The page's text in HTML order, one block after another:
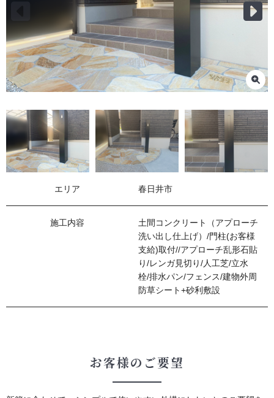
エリア 春日井市
施⼯内容
土間コンクリート（アプローチ
洗い出し仕上げ）/門柱(お客様
支給)取付//アプローチ乱形石貼
り/レンガ見切り/人工芝/立水
栓/排水パン/フェンス/建物外周
防草シート+砂利敷設
お客様のご要望